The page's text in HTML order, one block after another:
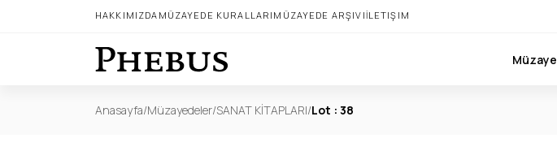
HAKKIMIZDA MÜZAYEDE KURALLARI MÜZAYEDE ARŞIVIİLETIŞIM
Anasayfa/Müzayedeler/SANAT KİTAPLARI/Lot : 38